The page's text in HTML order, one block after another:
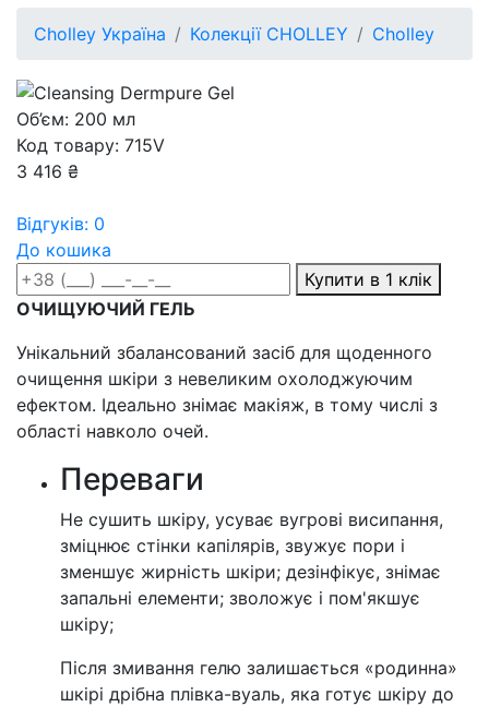
Cholley Україна Колекції CHOLLEY Cholley
Об’єм: 200 мл
Код товару: 715V
3 416 ₴
Відгуків: 0
До кошика
Купити в 1 клік
ОЧИЩУЮЧИЙ ГЕЛЬ
Унікальний збалансований засіб для щоденного
очищення шкіри з невеликим охолоджуючим
ефектом. Ідеально знімає макіяж, в тому числі з
області навколо очей.
Переваги
Не сушить шкіру, усуває вугрові висипання,
зміцнює стінки капілярів, звужує пори і
зменшує жирність шкіри; дезінфікує, знімає
запальні елементи; зволожує і пом'якшує
шкіру;
Після змивання гелю залишається «родинна»
шкірі дрібна плівка-вуаль, яка готує шкіру до